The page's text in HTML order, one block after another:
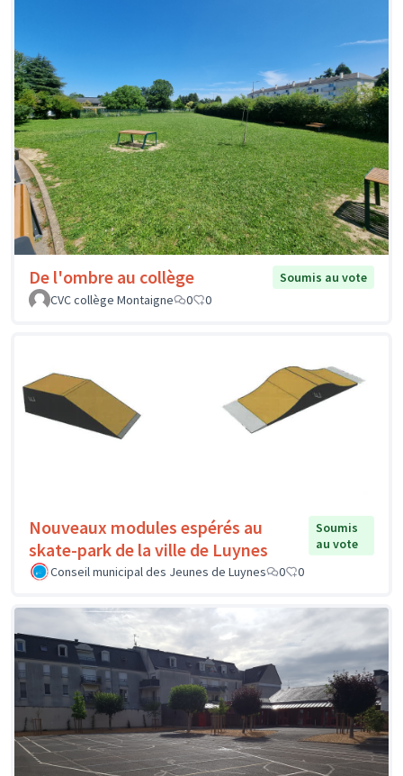
De l'ombre au collège
Soumis au vote
CVC collège Montaigne
0 0
Nouveaux modules espérés au
skate-park de la ville de Luynes
Soumis
au vote
Conseil municipal des Jeunes de Luynes
0 0